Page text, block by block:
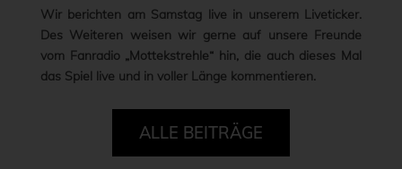
Wir berichten am Samstag live in unserem Liveticker.
Des Weiteren weisen wir gerne auf unsere Freunde
vom Fanradio „Mottekstrehle“ hin, die auch dieses Mal
das Spiel live und in voller Länge kommentieren.
ALLE BEITRÄGE